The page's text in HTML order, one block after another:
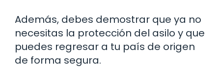
Además, debes demostrar que ya no
necesitas la protección del asilo y que
puedes regresar a tu país de origen
de forma segura.